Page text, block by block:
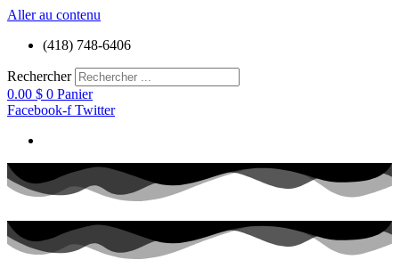
Aller au contenu
(418) 748-6406
Rechercher
0.00 $ 0 Panier
Facebook-f Twitter